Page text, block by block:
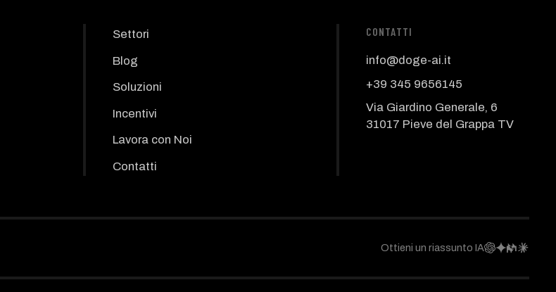
Settori
Blog
Soluzioni
Incentivi
Lavora con Noi
Contatti
CONTATTI
info@doge-ai.it
+39 345 9656145
Via Giardino Generale, 6
31017 Pieve del Grappa TV
Ottieni un riassunto IA